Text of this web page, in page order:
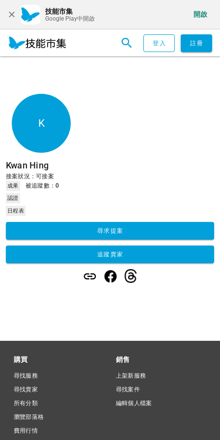
技能市集
Google Play中開啟
開啟
登入 註冊
K
Kwan Hing
接案狀況：可接案
成果 被追蹤數：0
認證
日程表
尋求提案
追蹤賣家
購買
尋找服務
尋找賣家
所有分類
瀏覽部落格
費用行情
銷售
上架新服務
尋找案件
編輯個人檔案